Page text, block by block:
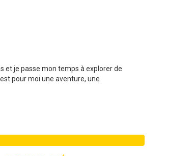
et je passe mon temps à explorer de
pour moi une aventure, une